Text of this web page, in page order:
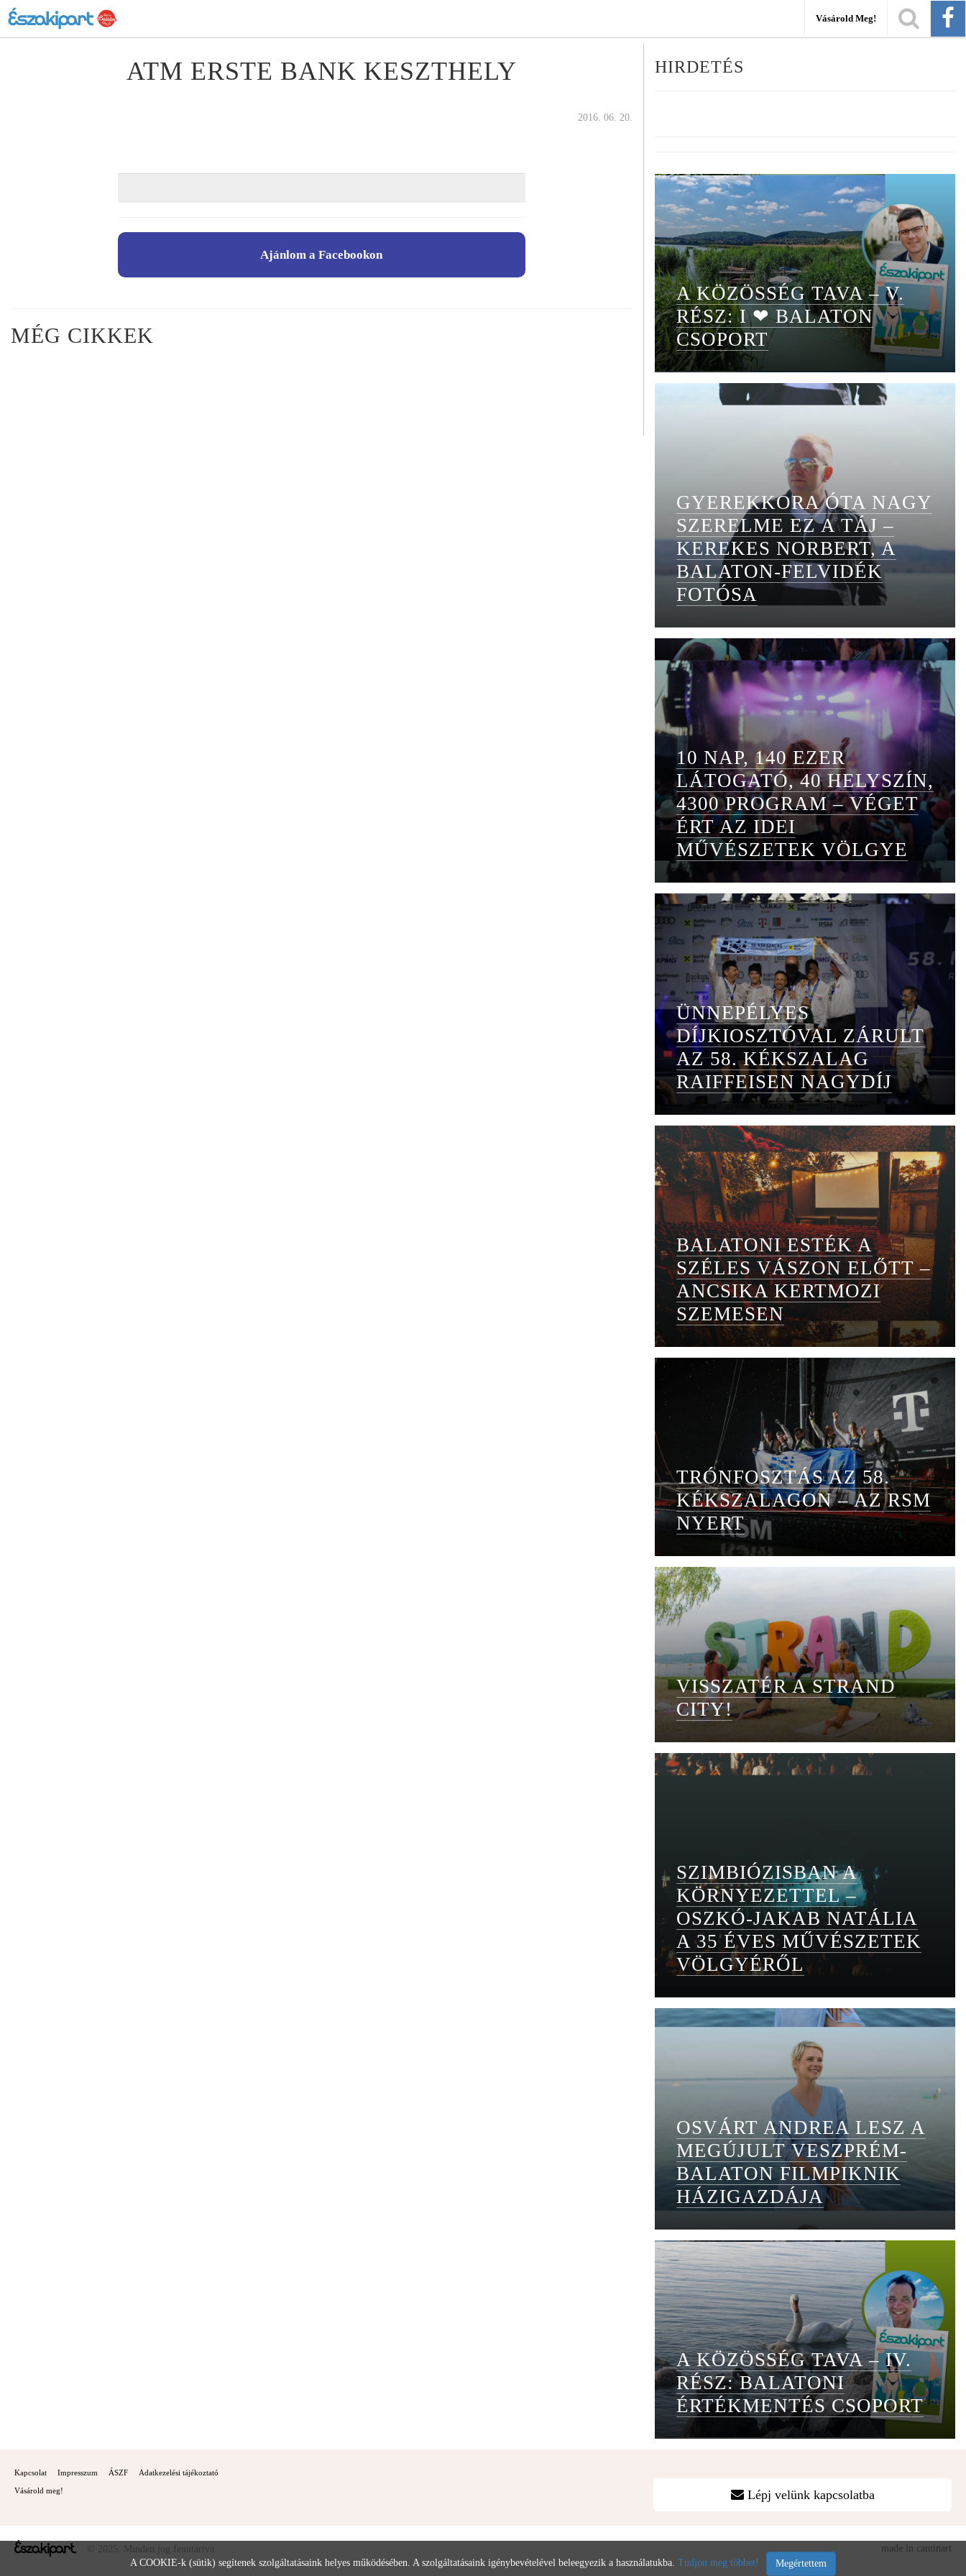
Vásárold Meg!
ATM ERSTE BANK KESZTHELY
2016. 06. 20.
Ajánlom a Facebookon
MÉG CIKKEK
HIRDETÉS
A KÖZÖSSÉG TAVA – V.
RÉSZ: I ❤ BALATON
CSOPORT
GYEREKKORA ÓTA NAGY
SZERELME EZ A TÁJ –
KEREKES NORBERT, A
BALATON-FELVIDÉK
FOTÓSA
10 NAP, 140 EZER
LÁTOGATÓ, 40 HELYSZÍN,
4300 PROGRAM – VÉGET
ÉRT AZ IDEI
MŰVÉSZETEK VÖLGYE
ÜNNEPÉLYES
DÍJKIOSZTÓVAL ZÁRULT
AZ 58. KÉKSZALAG
RAIFFEISEN NAGYDÍJ
BALATONI ESTÉK A
SZÉLES VÁSZON ELŐTT –
ANCSIKA KERTMOZI
SZEMESEN
TRÓNFOSZTÁS AZ 58.
KÉKSZALAGON – AZ RSM
NYERT
VISSZATÉR A STRAND
CITY!
SZIMBIÓZISBAN A
KÖRNYEZETTEL –
OSZKÓ-JAKAB NATÁLIA
A 35 ÉVES MŰVÉSZETEK
VÖLGYÉRŐL
OSVÁRT ANDREA LESZ A
MEGÚJULT VESZPRÉM-
BALATON FILMPIKNIK
HÁZIGAZDÁJA
A KÖZÖSSÉG TAVA – IV.
RÉSZ: BALATONI
ÉRTÉKMENTÉS CSOPORT
Kapcsolat Impresszum ÁSZF Adatkezelési tájékoztató
Vásárold meg! Lépj velünk kapcsolatba
© 2025. Minden jog fenntartva
made in cantinart
A COOKIE-k (sütik) segítenek szolgáltatásaink helyes működésében. A szolgáltatásaink igénybevételével beleegyezik a használatukba. Tudjon meg többet! Megértettem